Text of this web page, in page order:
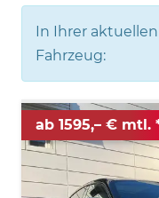
In Ihrer
Fahrzeug:
ab 1595,– € mtl.